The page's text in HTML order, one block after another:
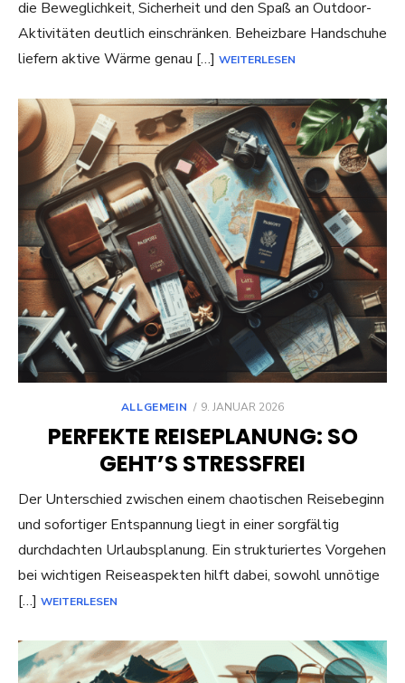
die Beweglichkeit, Sicherheit und den Spaß an Outdoor-
Aktivitäten deutlich einschränken. Beheizbare Handschuhe
liefern aktive Wärme genau […] WEITERLESEN
ALLGEMEIN
POSTED
9. JANUAR 2026
PERFEKTE REISEPLANUNG: SO
GEHT’S STRESSFREI
Der Unterschied zwischen einem chaotischen Reisebeginn
und sofortiger Entspannung liegt in einer sorgfältig
durchdachten Urlaubsplanung. Ein strukturiertes Vorgehen
bei wichtigen Reiseaspekten hilft dabei, sowohl unnötige
[…] WEITERLESEN